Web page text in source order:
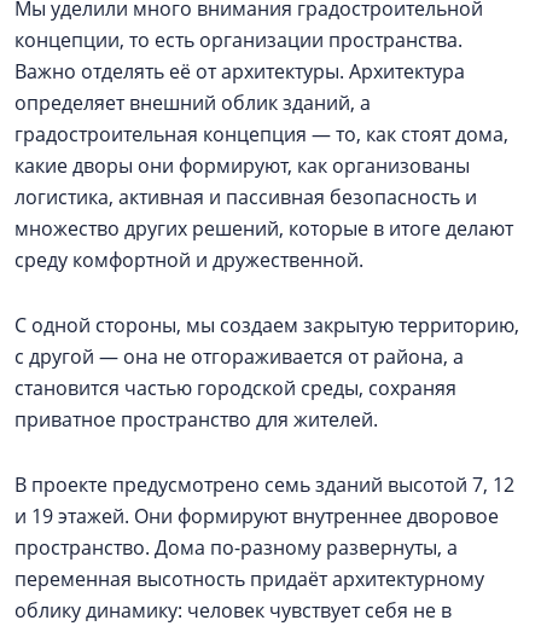
Мы уделили много внимания градостроительной
концепции, то есть организации пространства.
Важно отделять её от архитектуры. Архитектура
определяет внешний облик зданий, а
градостроительная концепция — то, как стоят дома,
какие дворы они формируют, как организованы
логистика, активная и пассивная безопасность и
множество других решений, которые в итоге делают
среду комфортной и дружественной.
С одной стороны, мы создаем закрытую территорию,
с другой — она не отгораживается от района, а
становится частью городской среды, сохраняя
приватное пространство для жителей.
В проекте предусмотрено семь зданий высотой 7, 12
и 19 этажей. Они формируют внутреннее дворовое
пространство. Дома по-разному развернуты, а
переменная высотность придаёт архитектурному
облику динамику: человек чувствует себя не в